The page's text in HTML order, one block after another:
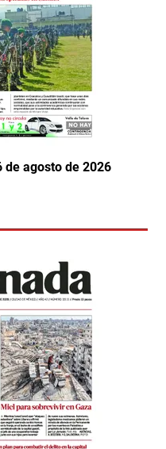
de agosto de 2026